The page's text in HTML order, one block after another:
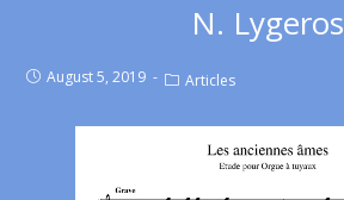
N. Lygeros
August 5, 2019 Articles